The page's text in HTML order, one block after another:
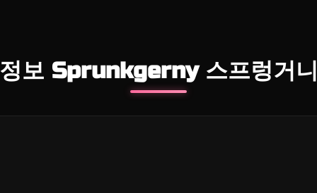
정보 Sprunkgerny 스프렁거니